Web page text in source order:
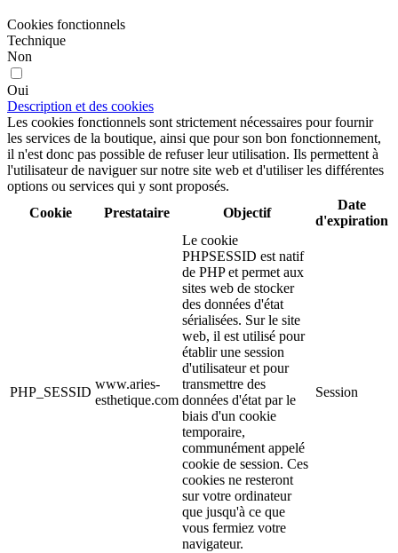
Cookies fonctionnels
Technique
Non
Oui
Description et des cookies
Les cookies fonctionnels sont strictement nécessaires pour fournir
les services de la boutique, ainsi que pour son bon fonctionnement,
il n'est donc pas possible de refuser leur utilisation. Ils permettent à
l'utilisateur de naviguer sur notre site web et d'utiliser les différentes
options ou services qui y sont proposés.
Cookie
Prestataire Objectif
Date
d'expiration
PHP_SESSID
www.aries-
esthetique.com
Le cookie
PHPSESSID est natif
de PHP et permet aux
sites web de stocker
des données d'état
sérialisées. Sur le site
web, il est utilisé pour
établir une session
d'utilisateur et pour
transmettre des
données d'état par le
biais d'un cookie
temporaire,
communément appelé
cookie de session. Ces
cookies ne resteront
sur votre ordinateur
que jusqu'à ce que
vous fermiez votre
navigateur.
Session